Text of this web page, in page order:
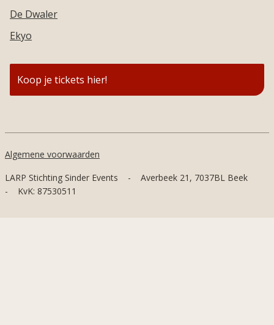
De Dwaler
Ekyo
Koop je tickets hier!
Algemene voorwaarden
LARP Stichting Sinder Events
-
Averbeek 21, 7037BL Beek
-
KvK: 87530511